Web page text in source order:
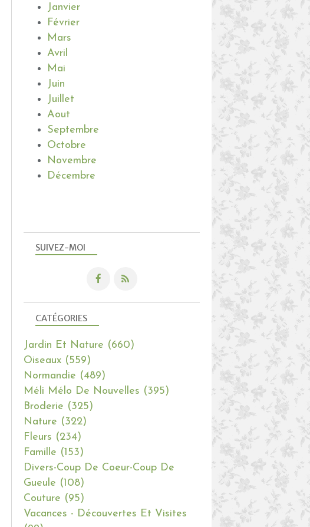
SUIVEZ-MOI
CATÉGORIES
Jardin Et Nature (660)
Oiseaux (559)
Normandie (489)
Méli Mélo De Nouvelles (395)
Broderie (325)
Nature (322)
Fleurs (234)
Famille (153)
Divers-Coup De Coeur-Coup De
Gueule (108)
Couture (95)
Vacances - Découvertes Et Visites
Janvier
Février
Mars
Avril
Mai
Juin
Juillet
Aout
Septembre
Octobre
Novembre
Décembre